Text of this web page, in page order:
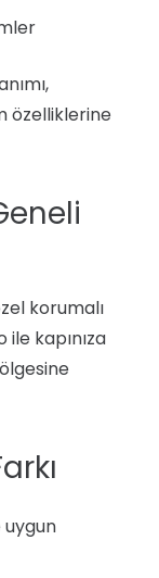
özelliklerine
korumalı
ile kapınıza
uygun